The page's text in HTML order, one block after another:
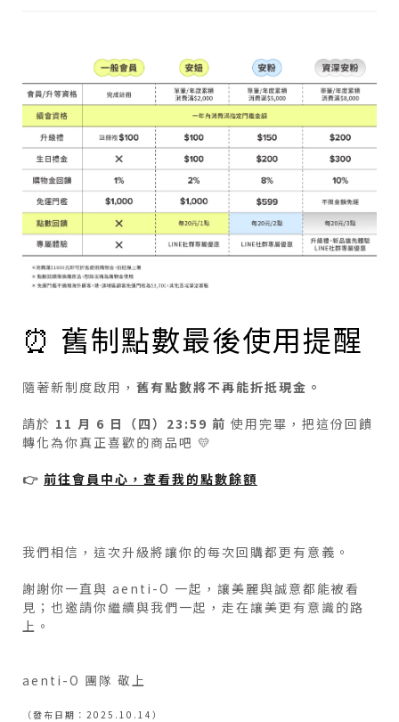
⏰ 舊制點數最後使用提醒
隨著新制度啟用， 舊有點數將不再能折抵現金。
請於 11 月 6 日（四）23:59 前 使用完畢，把這份回饋
轉化為你真正喜歡的商品吧 💛
👉 前往會員中心，查看我的點數餘額
我們相信，這次升級將讓你的每次回購都更有意義。
謝謝你一直與 aenti-O 一起，讓美麗與誠意都能被看
見；也邀請你繼續與我們一起，走在讓美更有意識的路
上。
aenti-O 團隊 敬上
（發布日期：2025.10.14）